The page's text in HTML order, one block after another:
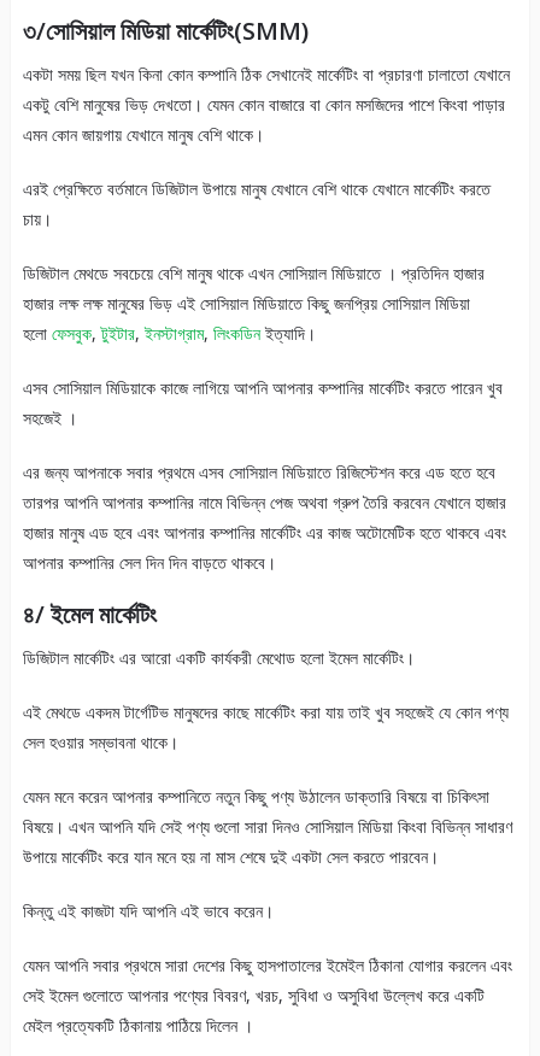
৩/সোসিয়াল মিডিয়া মার্কেটিং(SMM)
একটা সময় ছিল যখন কিনা কোন কম্পানি ঠিক সেখানেই মার্কেটিং বা প্রচারণা চালাতো যেখানে
একটু বেশি মানুষের ভিড় দেখতো। যেমন কোন বাজারে বা কোন মসজিদের পাশে কিংবা পাড়ার
এমন কোন জায়গায় যেখানে মানুষ বেশি থাকে।
এরই প্রেক্ষিতে বর্তমানে ডিজিটাল উপায়ে মানুষ যেখানে বেশি থাকে যেখানে মার্কেটিং করতে
চায়।
ডিজিটাল মেথডে সবচেয়ে বেশি মানুষ থাকে এখন সোসিয়াল মিডিয়াতে । প্রতিদিন হাজার
হাজার লক্ষ লক্ষ মানুষের ভিড় এই সোসিয়াল মিডিয়াতে কিছু জনপ্রিয় সোসিয়াল মিডিয়া
হলো ফেসবুক,টুইটার,ইনস্টাগ্রাম, লিংকডিনইত্যাদি।
এসব সোসিয়াল মিডিয়াকে কাজে লাগিয়ে আপনি আপনার কম্পানির মার্কেটিং করতে পারেন খুব
সহজেই ।
এর জন্য আপনাকে সবার প্রথমে এসব সোসিয়াল মিডিয়াতে রিজিস্টেশন করে এড হতে হবে
তারপর আপনি আপনার কম্পানির নামে বিভিন্ন পেজ অথবা গ্রুপ তৈরি করবেন যেখানে হাজার
হাজার মানুষ এড হবে এবং আপনার কম্পানির মার্কেটিং এর কাজ অটোমেটিক হতে থাকবে এবং
আপনার কম্পানির সেল দিন দিন বাড়তে থাকবে।
৪/ ইমেল মার্কেটিং
ডিজিটাল মার্কেটিং এর আরো একটি কার্যকরী মেথোড হলো ইমেল মার্কেটিং।
এই মেথডে একদম টার্গেটিভ মানুষদের কাছে মার্কেটিং করা যায় তাই খুব সহজেই যে কোন পণ্য
সেল হওয়ার সম্ভাবনা থাকে।
যেমন মনে করেন আপনার কম্পানিতে নতুন কিছু পণ্য উঠালেন ডাক্তারি বিষয়ে বা চিকিৎসা
বিষয়ে। এখন আপনি যদি সেই পণ্য গুলো সারা দিনও সোসিয়াল মিডিয়া কিংবা বিভিন্ন সাধারণ
উপায়ে মার্কেটিং করে যান মনে হয় না মাস শেষে দুই একটা সেল করতে পারবেন।
কিন্তু এই কাজটা যদি আপনি এই ভাবে করেন।
যেমন আপনি সবার প্রথমে সারা দেশের কিছু হাসপাতালের ইমেইল ঠিকানা যোগার করলেন এবং
সেই ইমেল গুলোতে আপনার পণ্যের বিবরণ, খরচ, সুবিধা ও অসুবিধা উল্লেখ করে একটি
মেইল প্রত্যেকটি ঠিকানায় পাঠিয়ে দিলেন ।